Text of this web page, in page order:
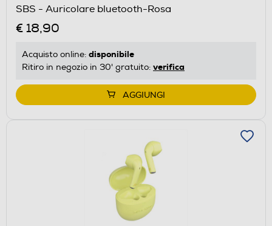
SBS - Auricolare bluetooth-Rosa
€ 18,90
Acquisto online: disponibile
Ritiro in negozio in 30' gratuito: verifica
AGGIUNGI